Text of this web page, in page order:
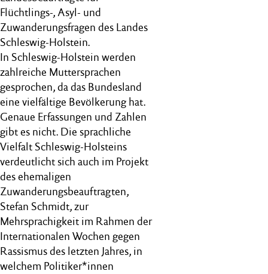
Flüchtlings-, Asyl- und
Zuwanderungsfragen des Landes
Schleswig-Holstein.
In Schleswig-Holstein werden
zahlreiche Muttersprachen
gesprochen, da das Bundesland
eine vielfältige Bevölkerung hat.
Genaue Erfassungen und Zahlen
gibt es nicht. Die sprachliche
Vielfalt Schleswig-Holsteins
verdeutlicht sich auch im Projekt
des ehemaligen
Zuwanderungsbeauftragten,
Stefan Schmidt, zur
Mehrsprachigkeit im Rahmen der
Internationalen Wochen gegen
Rassismus des letzten Jahres, in
welchem Politiker*innen